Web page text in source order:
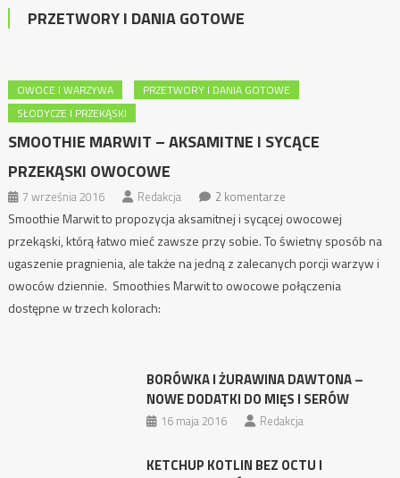
PRZETWORY I DANIA GOTOWE
OWOCE I WARZYWA
PRZETWORY I DANIA GOTOWE
SŁODYCZE I PRZEKĄSKI
SMOOTHIE MARWIT – AKSAMITNE I SYCĄCE
PRZEKĄSKI OWOCOWE
7 września 2016 Redakcja 2 komentarze
Smoothie Marwit to propozycja aksamitnej i sycącej owocowej
przekąski, którą łatwo mieć zawsze przy sobie. To świetny sposób na
ugaszenie pragnienia, ale także na jedną z zalecanych porcji warzyw i
owoców dziennie. Smoothies Marwit to owocowe połączenia
dostępne w trzech kolorach:
BORÓWKA I ŻURAWINA DAWTONA –
NOWE DODATKI DO MIĘS I SERÓW
16 maja 2016 Redakcja
KETCHUP KOTLIN BEZ OCTU I